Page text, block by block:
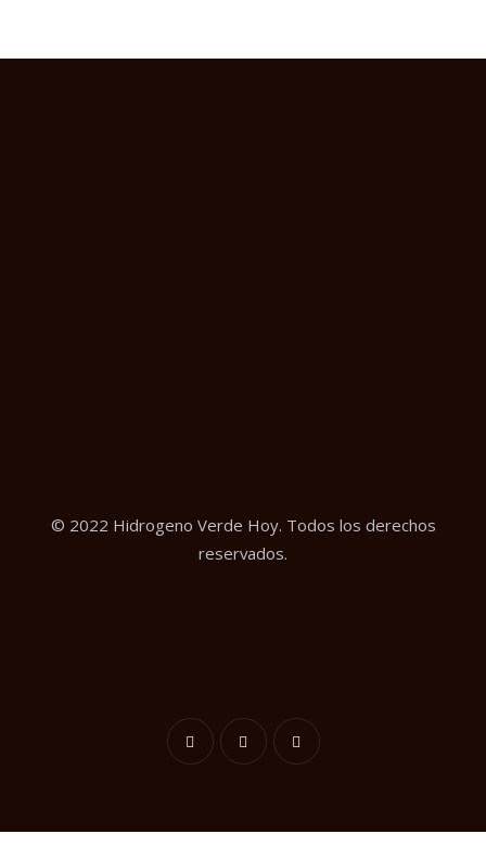
© 2022 Hidrogeno Verde Hoy. Todos los derechos
reservados.